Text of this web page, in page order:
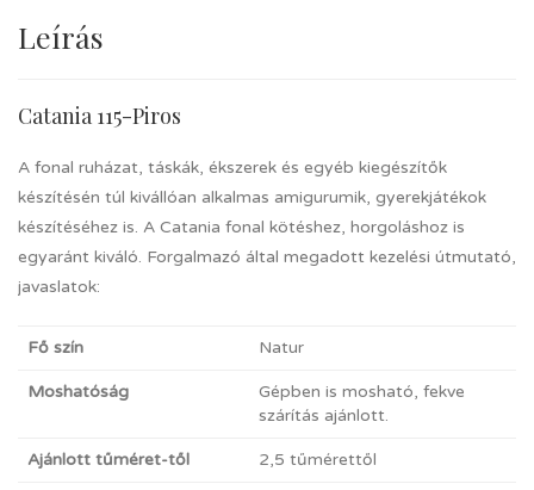
Leírás
Catania 115-Piros
A fonal ruházat, táskák, ékszerek és egyéb kiegészítők
készítésén túl kivállóan alkalmas amigurumik, gyerekjátékok
készítéséhez is. A Catania fonal kötéshez, horgoláshoz is
egyaránt kiváló. Forgalmazó által megadott kezelési útmutató,
javaslatok:
Fő szín Natur
Moshatóság
Gépben is mosható, fekve
szárítás ajánlott.
Ajánlott tűméret-től 2,5 tűmérettől